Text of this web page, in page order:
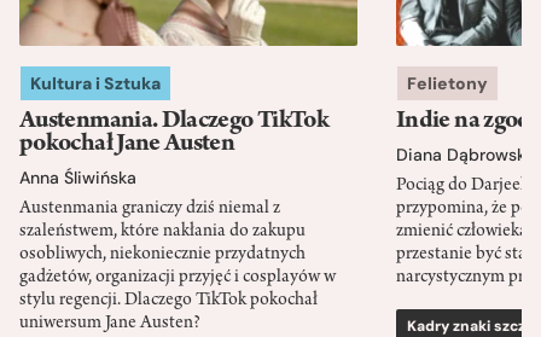
Kultura i Sztuka
Austenmania. Dlaczego TikTok
pokochał Jane Austen
Anna Śliwińska
Austenmania graniczy dziś niemal z
szaleństwem, które nakłania do zakupu
osobliwych, niekoniecznie przydatnych
gadżetów, organizacji przyjęć i cosplayów w
stylu regencji. Dlaczego TikTok pokochał
uniwersum Jane Austen?
Felietony
Indie na
Diana Dąbrowska
Pociąg do
przypomina, że
zmienić człowieka
przestanie być
narcystycznym
Kadry znaki